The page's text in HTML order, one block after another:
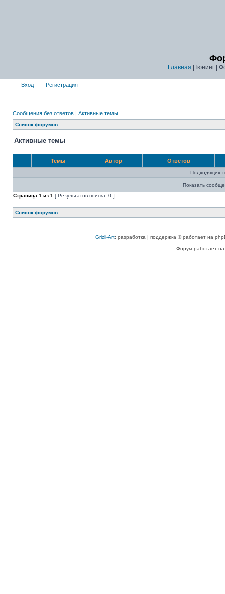
Главная |Тюнинг |
Вход Регистрация
Сообщения без ответов | Активные темы
Список форумов
Активные темы
Темы Автор Ответов
Подходящих
Показать
Страница 1 из 1 [ Результатов поиска: 0 ]
Список форумов
Grizli-Art: разработка | поддержка © работает на
Форум работает